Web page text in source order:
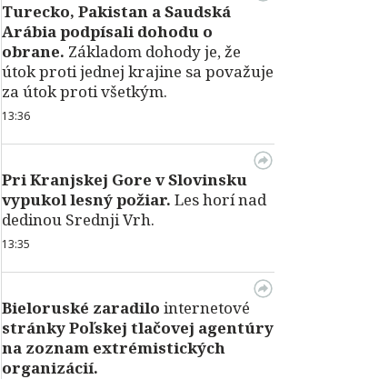
Turecko, Pakistan a Saudská
Arábia podpísali dohodu o
obrane. Základom dohody je, že
útok proti jednej krajine sa považuje
za útok proti všetkým.
13:36
Pri Kranjskej Gore v Slovinsku
vypukol lesný požiar. Les horí nad
dedinou Srednji Vrh.
13:35
Bieloruské zaradilo internetové
stránky Poľskej tlačovej agentúry
na zoznam extrémistických
organizácií.